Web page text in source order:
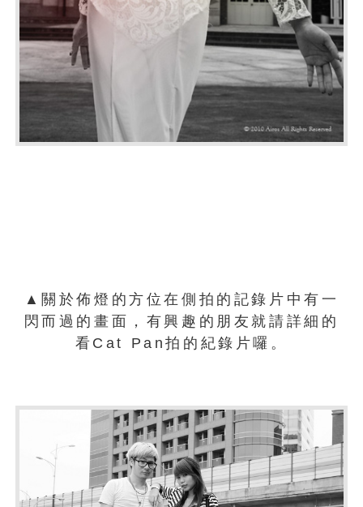
▲關於佈燈的方位在側拍的記錄片中有一
閃而過的畫面，有興趣的朋友就請詳細的
看Cat Pan拍的紀錄片囉。